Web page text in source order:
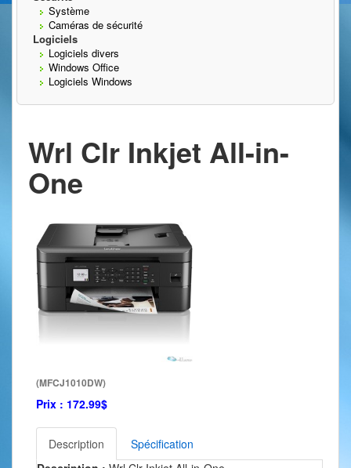
Système
Caméras de sécurité
Logiciels
Logiciels divers
Windows Office
Logiciels Windows
Wrl Clr Inkjet All-in-
One
(MFCJ1010DW)
Prix : 172.99$
Description
Spécification